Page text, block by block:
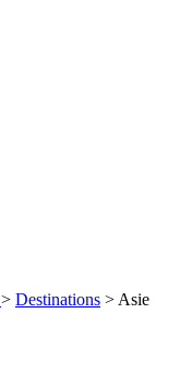
> Destinations > Asie